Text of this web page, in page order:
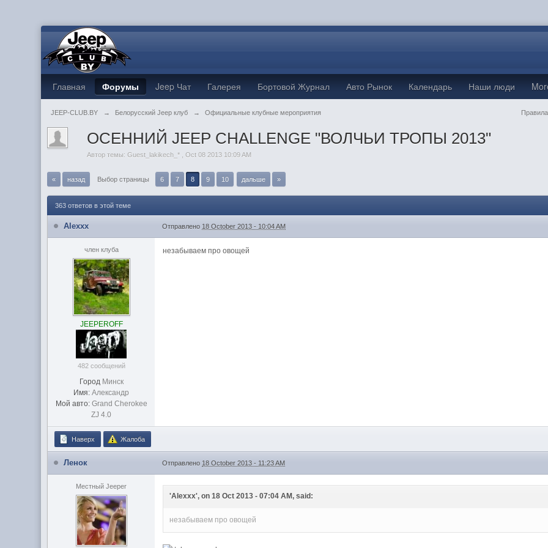
Главная Форумы Jeep Чат Галерея Бортовой Журнал Авто Рынок Календарь Наши люди
JEEP-CLUB.BY → Белорусский Jeep клуб → Официальные клубные мероприятия
ОСЕННИЙ JEEP CHALLENGE "ВОЛЧЬИ ТРОПЫ 2013"
Автор темы:Guest_lakikech_* ,Oct 08 2013 10:09 AM
« назад Выбор страницы 6 7 8 9 10 дальше »
363 ответов в этой теме
Alexxx Отправлено 18 October 2013 - 10:04 AM
член клуба
JEEPEROFF
482 сообщений
Город Минск
Имя: Александр
Мой авто: Grand Cherokee
ZJ 4.0
незабываем про овощей
Наверх Жалоба
Ленок Отправлено 18 October 2013 - 11:23 AM
Местный Jeeper
'Alexxx', on 18 Oct 2013 - 07:04 AM, said:
незабываем про овощей